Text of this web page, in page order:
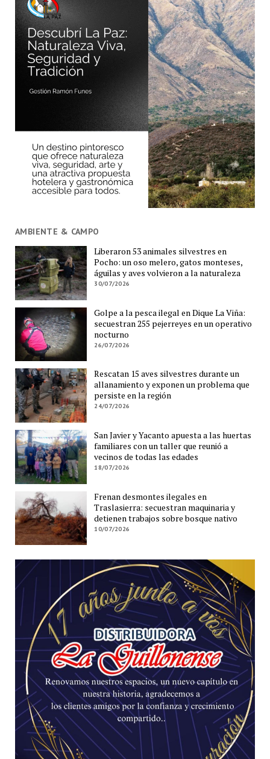
AMBIENTE & CAMPO
Liberaron 53 animales silvestres en
Pocho: un oso melero, gatos monteses,
águilas y aves volvieron a la naturaleza
30/07/2026
Golpe a la pesca ilegal en Dique La Viña:
secuestran 255 pejerreyes en un operativo
nocturno
26/07/2026
Rescatan 15 aves silvestres durante un
allanamiento y exponen un problema que
persiste en la región
24/07/2026
San Javier y Yacanto apuesta a las huertas
familiares con un taller que reunió a
vecinos de todas las edades
18/07/2026
Frenan desmontes ilegales en
Traslasierra: secuestran maquinaria y
detienen trabajos sobre bosque nativo
10/07/2026